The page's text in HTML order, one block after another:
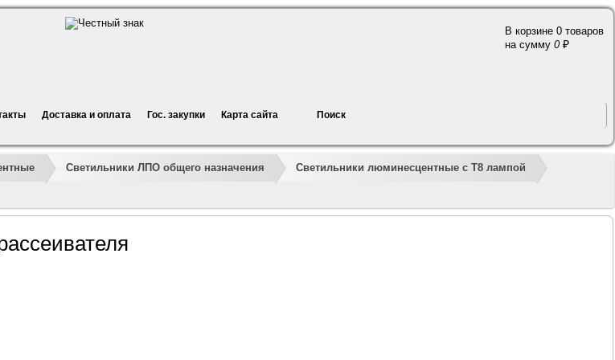
В корзине 0 товаров
на сумму 0
Доставка и оплата Гос. закупки Карта сайта Поиск
»
Светильники ЛПО общего назначения Светильники люминесцентные с T8 лампой